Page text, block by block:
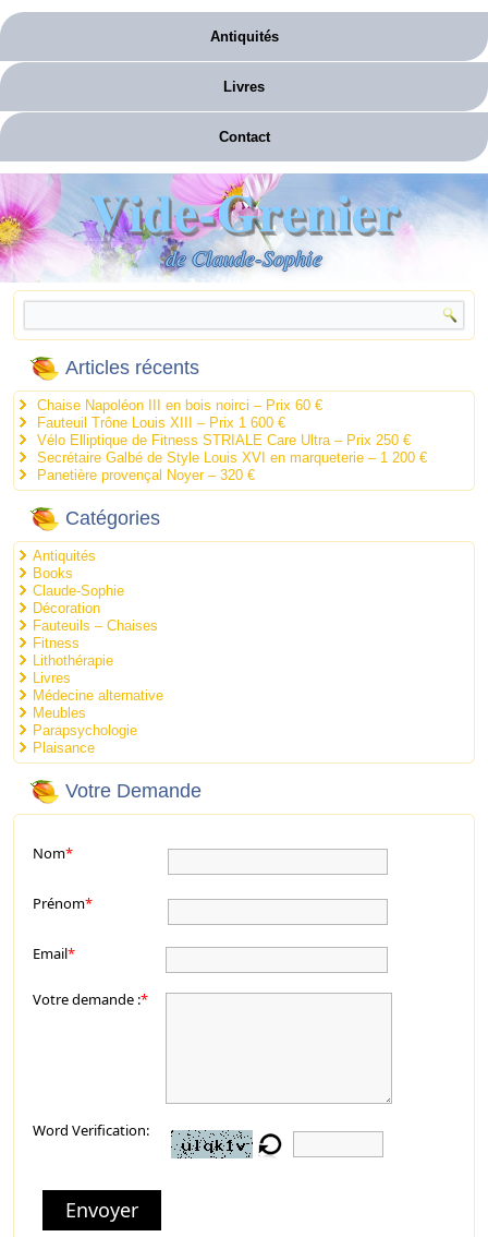
Antiquités
Livres
Contact
Vide-Grenier
de Claude-Sophie
Articles récents
Chaise Napoléon III en bois noirci – Prix 60 €
Fauteuil Trône Louis XIII – Prix 1 600 €
Vélo Elliptique de Fitness STRIALE Care Ultra – Prix 250 €
Secrétaire Galbé de Style Louis XVI en marqueterie – 1 200 €
Panetière provençal Noyer – 320 €
Catégories
Antiquités
Books
Claude-Sophie
Décoration
Fauteuils – Chaises
Fitness
Lithothérapie
Livres
Médecine alternative
Meubles
Parapsychologie
Plaisance
Votre Demande
Nom*
Prénom*
Email*
Votre demande :*
Word Verification:
Envoyer